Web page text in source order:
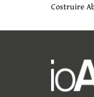
Costruire